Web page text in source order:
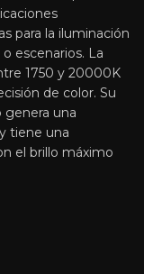
para la iluminación
escenarios. La
1750 y 20000K
de color. Su
una
tiene una
el brillo máximo